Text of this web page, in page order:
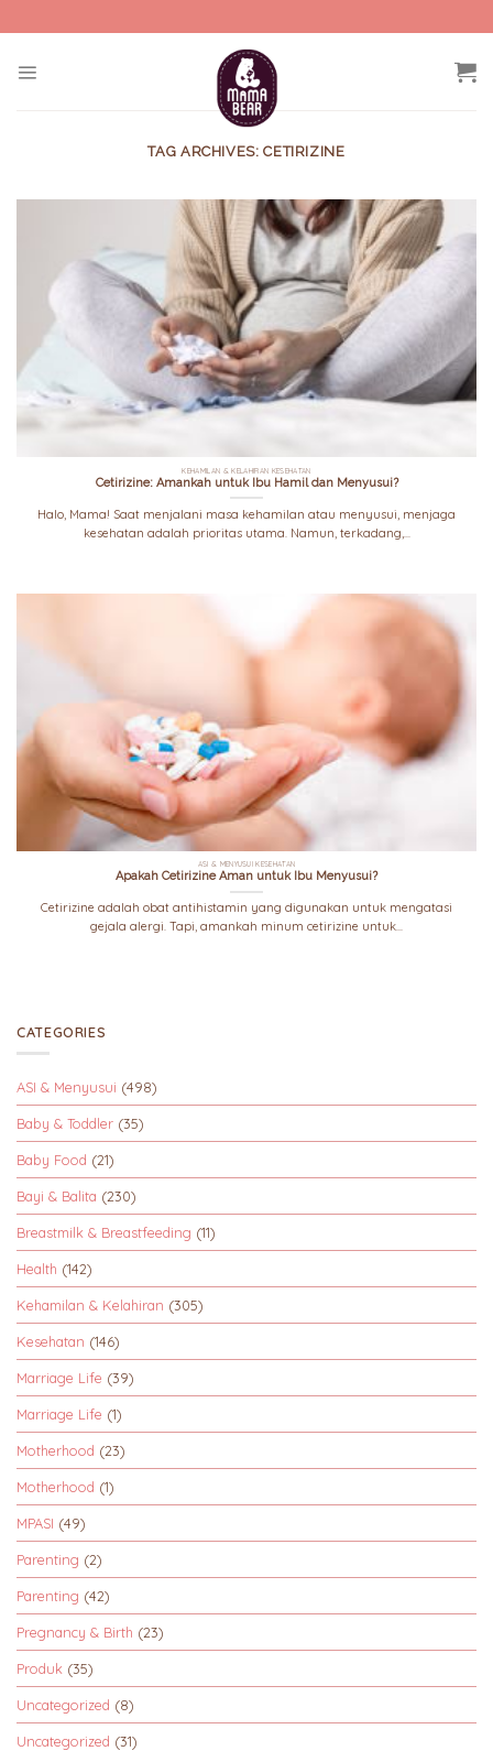
to
TAG ARCHIVES:CETIRIZINE
KEHAMILAN & KELAHIRAN KESEHATAN
Cetirizine: Amankah untuk Ibu Hamil dan Menyusui?
Halo, Mama! Saat menjalani masa kehamilan atau menyusui, menjaga
kesehatan adalah prioritas utama. Namun, terkadang,...
ASI & MENYUSUI KESEHATAN
Apakah Cetirizine Aman untuk Ibu Menyusui?
Cetirizine adalah obat antihistamin yang digunakan untuk mengatasi
gejala alergi. Tapi, amankah minum cetirizine untuk...
CATEGORIES
ASI & Menyusui (498)
Baby & Toddler (35)
Baby Food (21)
Bayi & Balita (230)
Breastmilk & Breastfeeding (11)
Health (142)
Kehamilan & Kelahiran (305)
Kesehatan (146)
Marriage Life (39)
Marriage Life (1)
Motherhood (23)
Motherhood (1)
MPASI (49)
Parenting (2)
Parenting (42)
Pregnancy & Birth (23)
Produk (35)
Uncategorized (8)
Uncategorized (31)